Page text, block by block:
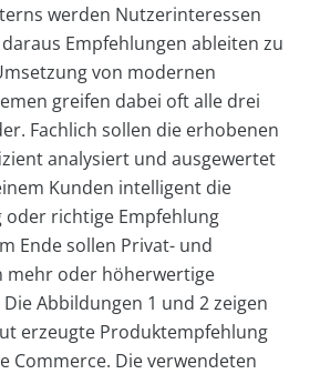
werden Nutzerinteressen
Empfehlungen ableiten zu
von modernen
greifen dabei oft alle drei
Fachlich sollen die erhobenen
analysiert und ausgewertet
Kunden intelligent die
oder richtige Empfehlung
Ende sollen Privat- und
mehr oder höherwertige
Abbildungen 1 und 2zeigen
erzeugte Produktempfehlung
Commerce. Die verwendeten